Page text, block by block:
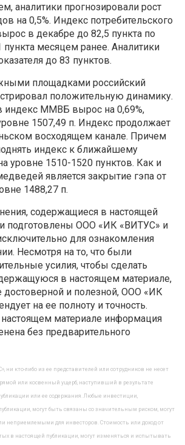
аналитики прогнозировали рост
на 0,5%. Индекс потребительского
в декабре до 82,5 пункта по
месяцем ранее. Аналитики
до 83 пунктов.
площадками российский
положительную динамику.
индекс ММВБ вырос на 0,69%,
1507,49 п. Индекс продолжает
восходящем канале. Причем
индекс к ближайшему
уровне 1510-1520 пунктов. Как и
является закрытие гэпа от
1488,27 п.
содержащиеся в настоящей
подготовлены ООО «ИК «ВИТУС» и
для ознакомления
Несмотря на то, что были
усилия, чтобы сделать
в настоящем материале,
и полезной, ООО «ИК
на ее полноту и точность.
материале информация
без предварительного
ни кто-либо из ее представителей или сотрудников не несет
или косвенный ущерб, наступивший в результате
или ее содержания. Любые инвестиции,
могут быть связаны со значительным риском, могут
неприемлемыми для инвесторов. Стоимость или доход от
в настоящей публикации, могут изменяться и испытывать